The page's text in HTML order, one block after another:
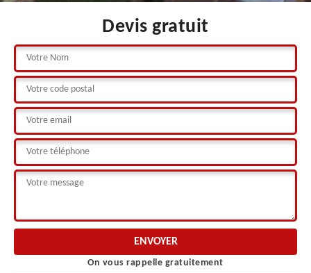
Devis gratuit
On vous rappelle gratuitement